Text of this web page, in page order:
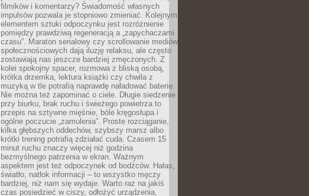
filmików i komentarzy? Świadomość własnych
impulsów pozwala je stopniowo zmieniać. Kolejnym
elementem sztuki odpoczynku jest rozróżnienie
pomiędzy prawdziwą regeneracją a „zapychaczami
czasu”. Maraton serialowy czy scrollowanie mediów
społecznościowych dają iluzję relaksu, ale często
zostawiają nas jeszcze bardziej zmęczonych. Z
kolei spokojny spacer, rozmowa z bliską osobą,
krótka drzemka, lektura książki czy chwila z
muzyką w tle potrafią naprawdę naładować baterie.
Nie można też zapominać o ciele. Długie siedzenie
przy biurku, brak ruchu i świeżego powietrza to
przepis na sztywne mięśnie, bóle kręgosłupa i
ogólne poczucie „zamulenia”. Proste rozciąganie,
kilka głębszych oddechów, szybszy marsz albo
krótki trening potrafią zdziałać cuda. Czasem 15
minut ruchu znaczy więcej niż godzina
bezmyślnego patrzenia w ekran. Ważnym
aspektem jest też odpoczynek od bodźców. Hałas,
światło, natłok informacji – to wszystko męczy
bardziej, niż nam się wydaje. Warto raz na jakiś
czas posiedzieć w ciszy, odłożyć urządzenia,